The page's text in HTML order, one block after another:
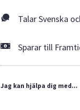
Talar Svenska
Sparar till
Jag kan hjälpa dig med...